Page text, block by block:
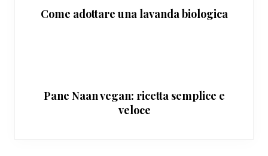
Come adottare una lavanda biologica
Pane Naan vegan: ricetta semplice e
veloce